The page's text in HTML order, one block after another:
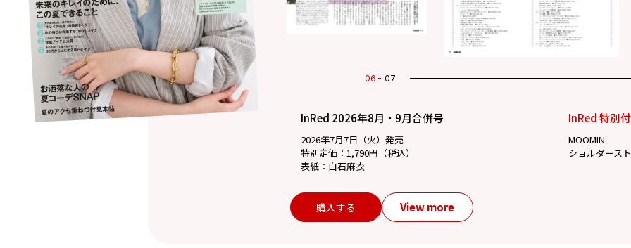
07 07
InRed 2026年8月・9月合併号
2026年7月7日（火）発売
特別定価：1,790円（税込）
表紙：白石麻衣
InRed 特別
MOOMIN
ショルダース
購入する View more